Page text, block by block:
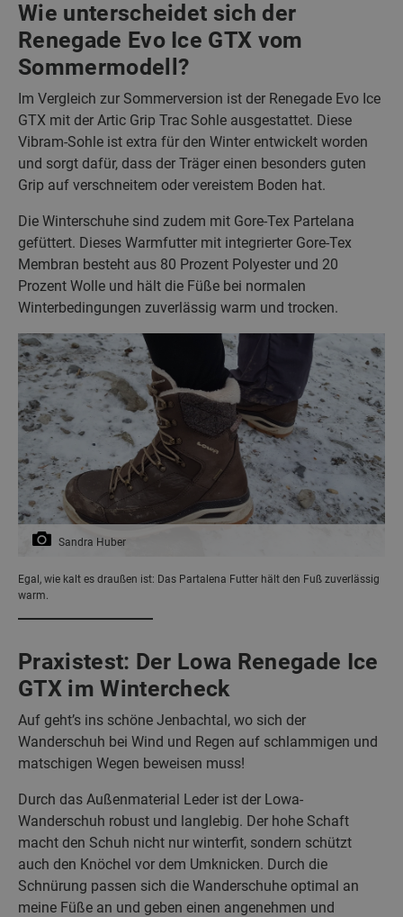
Wie unterscheidet sich der
Renegade Evo Ice GTX vom
Sommermodell?
Im Vergleich zur Sommerversion ist der Renegade Evo Ice
GTX mit der Artic Grip Trac Sohle ausgestattet. Diese
Vibram-Sohle ist extra für den Winter entwickelt worden
und sorgt dafür, dass der Träger einen besonders guten
Grip auf verschneitem oder vereistem Boden hat.
Die Winterschuhe sind zudem mit Gore-Tex Partelana
gefüttert. Dieses Warmfutter mit integrierter Gore-Tex
Membran besteht aus 80 Prozent Polyester und 20
Prozent Wolle und hält die Füße bei normalen
Winterbedingungen zuverlässig warm und trocken.
Sandra Huber
Egal, wie kalt es draußen ist: Das Partalena Futter hält den Fuß zuverlässig
warm.
Praxistest: Der Lowa Renegade Ice
GTX im Wintercheck
Auf geht’s ins schöne Jenbachtal, wo sich der
Wanderschuh bei Wind und Regen auf schlammigen und
matschigen Wegen beweisen muss!
Durch das Außenmaterial Leder ist der Lowa-
Wanderschuh robust und langlebig. Der hohe Schaft
macht den Schuh nicht nur winterfit, sondern schützt
auch den Knöchel vor dem Umknicken. Durch die
Schnürung passen sich die Wanderschuhe optimal an
meine Füße an und geben einen angenehmen und